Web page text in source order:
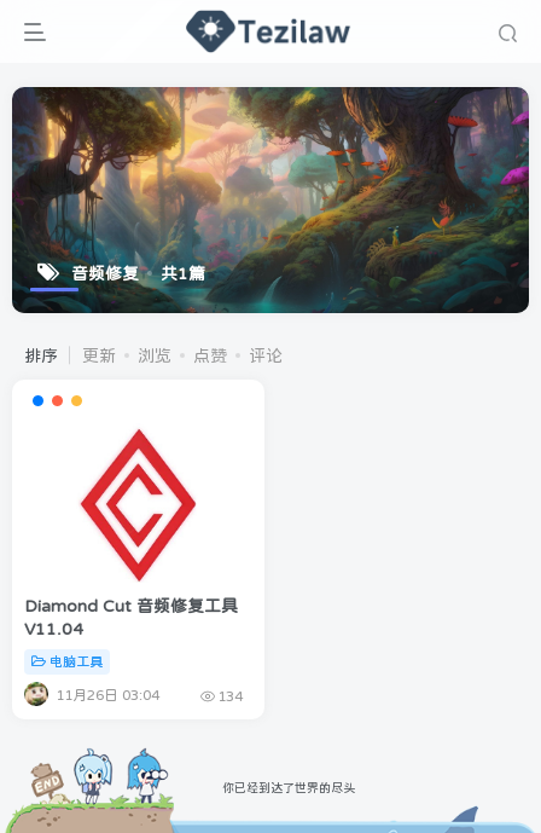
音频修复 共1篇
排序 更新 浏览 点赞 评论
Diamond Cut 音频修复工具
V11.04
电脑工具
11月26日 03:04 134
你已经到达了世界的尽头